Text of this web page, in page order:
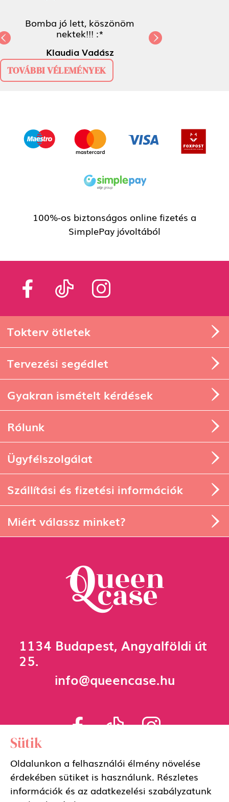
Bomba jó lett, köszönöm nektek!!! :*
Klaudia Vadász
Previous
TOVÁBBI VÉLEMÉNYEK
SimplePay jóvoltából
Tokterv ötletek
Tervezési segédlet
Gyakran ismételt kérdések
Rólunk
Ügyfélszolgálat
Szállítási és fizetési információk
Miért válassz minket?
25.
Adatkezelési szabályzat
Általános szerződési feltételek
Sütik
Oldalunkon a felhasználói élmény növelése
érdekében sütiket is használunk. Részletes
információk és az adatkezelési szabályzatunk